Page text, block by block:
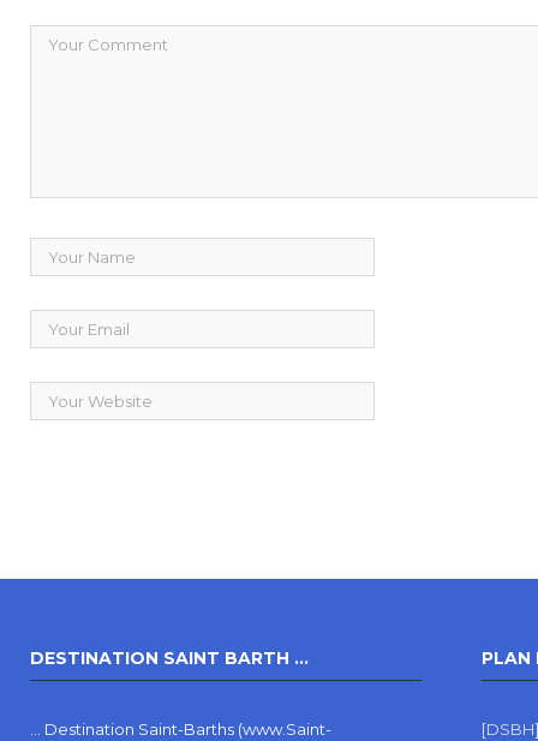
DESTINATION SAINT BARTH …
… Destination Saint-Barths (www.Saint-
PLAN